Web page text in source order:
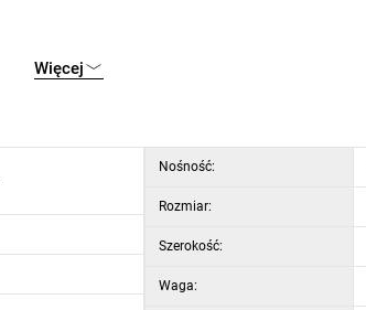
Więcej
Nośność:
Rozmiar:
Szerokość:
Waga: